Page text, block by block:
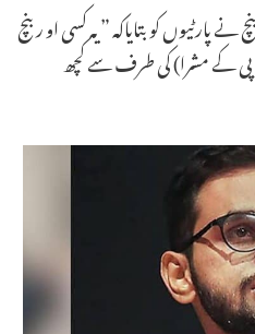
پارٹیوں کو بتایاکہ ”یہ کسی او ربنچ
کے مشرا) کی طرف سے کچھ